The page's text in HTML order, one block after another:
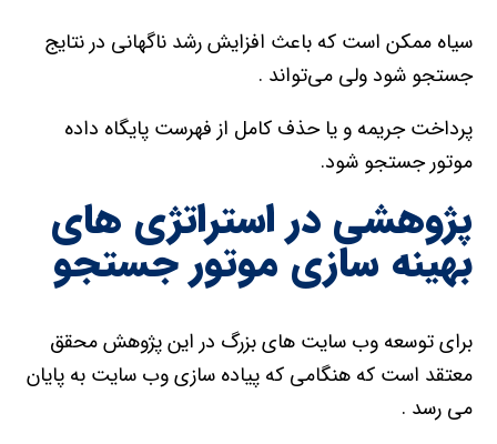
سياه ممکن است که باعث افزايش رشد ناگهاني در نتايج
جستجو شود ولي مي‌تواند .
پرداخت جريمه و يا حذف کامل از فهرست پايگاه داده
موتور جستجو شود.
پژوهشی در استراتژی های
بهینه سازی موتور جستجو
برای توسعه وب سایت های بزرگ در این پژوهش محقق
معتقد است که هنگامی که پیاده سازی وب سایت به پایان
می رسد .